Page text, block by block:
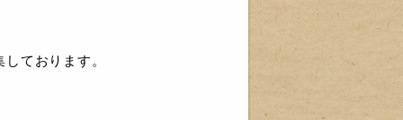
ております。